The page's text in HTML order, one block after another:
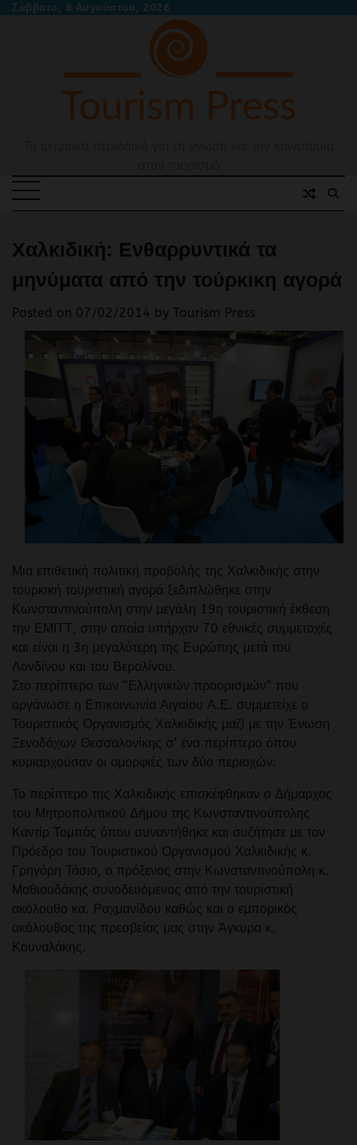
SkipΣάββατο, 8 Αυγούστου, 2026
Χαλκιδική: Ενθαρρυντικά τα
μηνύματα από την τούρκικη αγορά
Posted on 07/02/2014 by Tourism Press
Μια επιθετική πολιτική προβολής της Χαλκιδικής στην
τουρκική τουριστική αγορά ξεδιπλώθηκε στην
Κωνσταντινούπολη στην μεγάλη 19η τουριστική έκθεση
την ΕΜΙΤΤ, στην οποία υπήρχαν 70 εθνικές συμμετοχές
και είναι η 3η μεγαλύτερη της Ευρώπης μετά του
Λονδίνου και του Βερολίνου.
Στο περίπτερο των “Ελληνικών προορισμών” που
οργάνωσε η Επικοινωνία Αιγαίου Α.Ε. συμμετείχε ο
Τουριστικός Οργανισμός Χαλκιδικής μαζί με την Ένωση
Ξενοδόχων Θεσσαλονίκης σ’ ένα περίπτερο όπου
κυριαρχούσαν οι ομορφιές των δύο περιοχών.
Το περίπτερο της Χαλκιδικής επισκέφθηκαν ο Δήμαρχος
του Μητροπολιτικού Δήμου της Κωνσταντινούπολης
Καντίρ Τομπάς όπου συναντήθηκε και συζήτησε με τον
Πρόεδρο του Τουριστικού Οργανισμού Χαλκιδικής κ.
Γρηγόρη Τάσιο, ο πρόξενος στην Κωνσταντινούπολη κ.
Μαθιουδάκης συνοδευόμενος από την τουριστική
ακόλουθο κα. Ραχμανίδου καθώς και ο εμπορικός
ακόλουθος της πρεσβείας μας στην Άγκυρα κ.
Κουναλάκης.